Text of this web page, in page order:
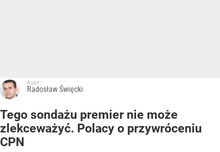
Autor:
Radosław Święcki
Tego sondażu premier nie może
zlekceważyć. Polacy o przywróceniu
CPN